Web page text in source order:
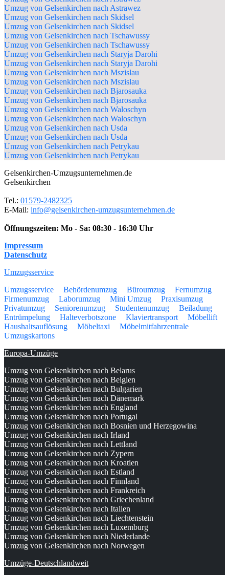
Umzug von Gelsenkirchen nach Astrawez
Umzug von Gelsenkirchen nach Skidsel
Umzug von Gelsenkirchen nach Skidsel
Umzug von Gelsenkirchen nach Tschawussy
Umzug von Gelsenkirchen nach Tschawussy
Umzug von Gelsenkirchen nach Staryja Darohi
Umzug von Gelsenkirchen nach Staryja Darohi
Umzug von Gelsenkirchen nach Mszislau
Umzug von Gelsenkirchen nach Mszislau
Umzug von Gelsenkirchen nach Bjarosauka
Umzug von Gelsenkirchen nach Bjarosauka
Umzug von Gelsenkirchen nach Waloschyn
Umzug von Gelsenkirchen nach Waloschyn
Umzug von Gelsenkirchen nach Usda
Umzug von Gelsenkirchen nach Usda
Umzug von Gelsenkirchen nach Petrykau
Umzug von Gelsenkirchen nach Petrykau
Gelsenkirchen-Umzugsunternehmen.de
Gelsenkirchen
Tel.: 01579-2482325
E-Mail: info@gelsenkirchen-umzugsunternehmen.de
Öffnungszeiten: Mo - Sa: 08:30 - 16:30 Uhr
Impressum
Datenschutz
Umzugsservice
Umzugsservice
Behördenumzug Büroumzug
Fernumzug
Firmenumzug
Laborumzug Mini Umzug
Praxisumzug
Privatumzug
Seniorenumzug Studentenumzug
Beiladung
Entrümpelung
Halteverbotszone Klaviertransport
Möbellift
Haushaltsauflösung
Möbeltaxi
Möbelmitfahrzentrale
Umzugskartons
Europa-Umzüge
Umzug von Gelsenkirchen nach Belarus
Umzug von Gelsenkirchen nach Belgien
Umzug von Gelsenkirchen nach Bulgarien
Umzug von Gelsenkirchen nach Dänemark
Umzug von Gelsenkirchen nach England
Umzug von Gelsenkirchen nach Portugal
Umzug von Gelsenkirchen nach Bosnien und Herzegowina
Umzug von Gelsenkirchen nach Irland
Umzug von Gelsenkirchen nach Lettland
Umzug von Gelsenkirchen nach Zypern
Umzug von Gelsenkirchen nach Kroatien
Umzug von Gelsenkirchen nach Estland
Umzug von Gelsenkirchen nach Finnland
Umzug von Gelsenkirchen nach Frankreich
Umzug von Gelsenkirchen nach Griechenland
Umzug von Gelsenkirchen nach Italien
Umzug von Gelsenkirchen nach Liechtenstein
Umzug von Gelsenkirchen nach Luxemburg
Umzug von Gelsenkirchen nach Niederlande
Umzug von Gelsenkirchen nach Norwegen
Umzüge-Deutschlandweit